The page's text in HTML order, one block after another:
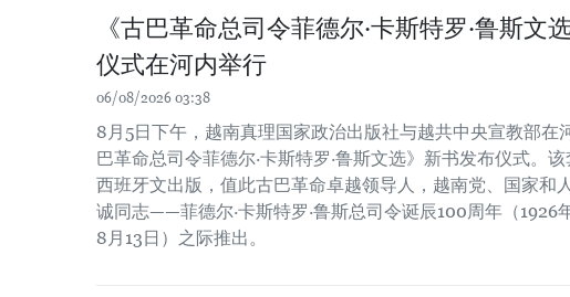
《古巴革命总司令菲德尔·卡斯特罗·鲁斯文
仪式在河内举行
06/08/2026 03:38
8月5日下午，越南真理国家政治出版社与越共中央宣教部在
巴革命总司令菲德尔·卡斯特罗·鲁斯文选》新书发布仪式。
西班牙文出版，值此古巴革命卓越领导人，越南党、国家和
诚同志——菲德尔·卡斯特罗·鲁斯总司令诞辰100周年（1926
8月13日）之际推出。